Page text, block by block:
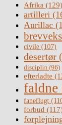
Afrika (129)
artilleri
Aurillac
civile (107)
desertør
disciplin (96)
efterladte
faldne
faneflugt
forbud